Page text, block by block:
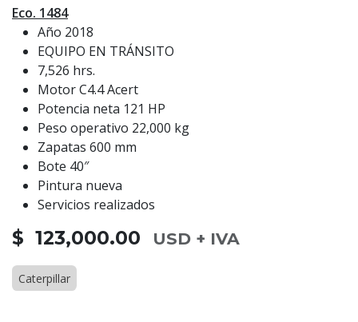
Eco. 1484
Año 2018
EQUIPO EN TRÁNSITO
7,526 hrs.
Motor C4.4 Acert
Potencia neta 121 HP
Peso operativo 22,000 kg
Zapatas 600 mm
Bote 40″
Pintura nueva
Servicios realizados
$ 123,000.00 USD + IVA
Caterpillar